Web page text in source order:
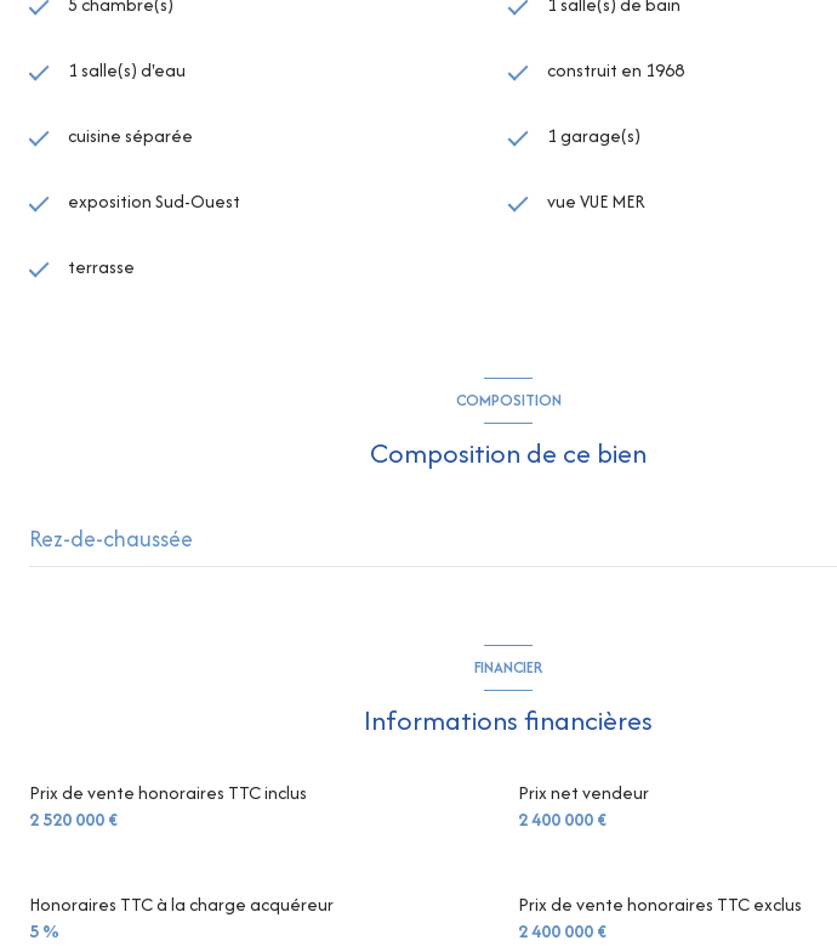
1 salle(s) d'eau construit en 1968
cuisine séparée 1 garage(s)
exposition Sud-Ouest vue VUE MER
terrasse
COMPOSITION
Composition de ce bien
Rez-de-chaussée
salon/sejour
FINANCIER
Informations financières
Prix de vente honoraires TTC inclus
2 520 000 €
Prix net vendeur
2 400 000 €
Prix de vente honoraires TTC exclus
2 400 000 €
Honoraires TTC à la charge acquéreur
5 %